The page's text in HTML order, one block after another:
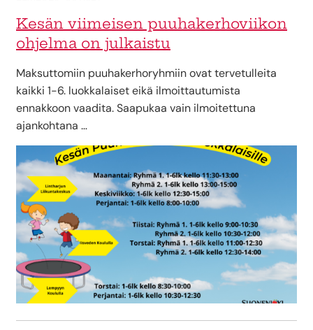
Kesän viimeisen puuhakerhoviikon
ohjelma on julkaistu
Maksuttomiin puuhakerhoryhmiin ovat tervetulleita
kaikki 1-6. luokkalaiset eikä ilmoittautumista
ennakkoon vaadita. Saapukaa vain ilmoitettuna
ajankohtana …